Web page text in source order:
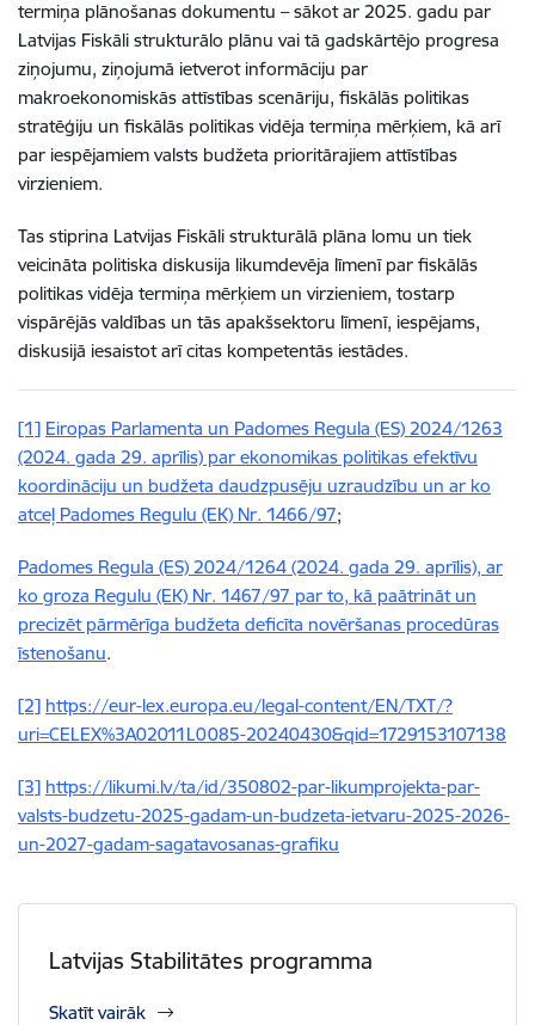
termiņa plānošanas dokumentu – sākot ar 2025. gadu par
Latvijas Fiskāli strukturālo plānu vai tā gadskārtējo progresa
ziņojumu, ziņojumā ietverot informāciju par
makroekonomiskās attīstības scenāriju, fiskālās politikas
stratēģiju un fiskālās politikas vidēja termiņa mērķiem, kā arī
par iespējamiem valsts budžeta prioritārajiem attīstības
virzieniem.
Tas stiprina Latvijas Fiskāli strukturālā plāna lomu un tiek
veicināta politiska diskusija likumdevēja līmenī par fiskālās
politikas vidēja termiņa mērķiem un virzieniem, tostarp
vispārējās valdības un tās apakšsektoru līmenī, iespējams,
diskusijā iesaistot arī citas kompetentās iestādes.
[1] Eiropas Parlamenta un Padomes Regula (ES) 2024/1263
(2024. gada 29. aprīlis) par ekonomikas politikas efektīvu
koordināciju un budžeta daudzpusēju uzraudzību un ar ko
atceļ Padomes Regulu (EK) Nr. 1466/97;
Padomes Regula (ES) 2024/1264 (2024. gada 29. aprīlis), ar
ko groza Regulu (EK) Nr. 1467/97 par to, kā paātrināt un
precizēt pārmērīga budžeta deficīta novēršanas procedūras
īstenošanu.
[2] https://eur-lex.europa.eu/legal-content/EN/TXT/?
uri=CELEX%3A02011L0085-20240430&qid=1729153107138
[3] https://likumi.lv/ta/id/350802-par-likumprojekta-par-
valsts-budzetu-2025-gadam-un-budzeta-ietvaru-2025-2026-
un-2027-gadam-sagatavosanas-grafiku
Latvijas Stabilitātes programma
Skatīt vairāk